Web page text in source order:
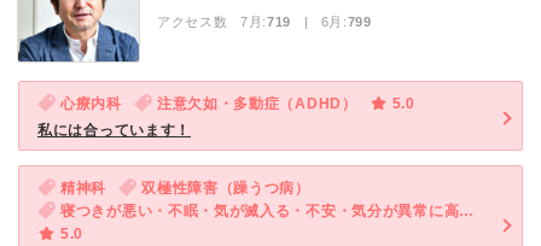
アクセス数 7月:719 | 6月:799
心療内科 注意欠如・多動症（ADHD）
5.0
私には合っています！
精神科
双極性障害（躁うつ病）
寝つきが悪い・不眠・気が滅入る・不安・気分が異常に高揚している
5.0